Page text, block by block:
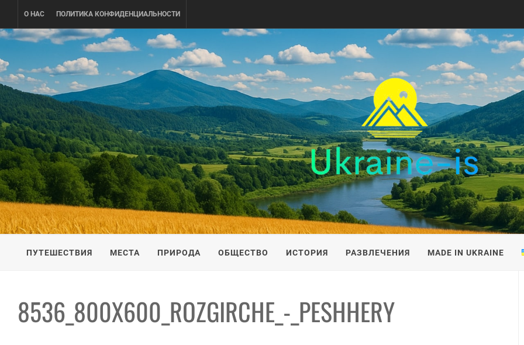
content
О НАС ПОЛИТИКА КОНФИДЕНЦИАЛЬНОСТИ
UKRAINE-IS
ПУТЕШЕСТВИЕ ПО УКРАИНЕ
ПУТЕШЕСТВИЯ МЕСТА ПРИРОДА ОБЩЕСТВО ИСТОРИЯ РАЗВЛЕЧЕНИЯ MADE IN UKRAINE
8536_800X600_ROZGIRCHE_-_PESHHERY